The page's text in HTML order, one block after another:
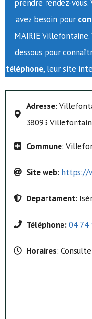
prendre rendez-
avez besoin pour
MAIRIE
dessous pour
téléphone, leur site
Adresse:
38093
Commune:
Site web: https://
Departament:
Téléphone:04 74
Horaires: